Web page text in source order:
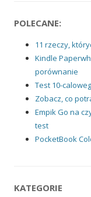
POLECANE:
11 rzeczy,
Kindle
porównanie
Test 10-
Zobacz, co
Empik Go na
test
PocketBook
KATEGORIE